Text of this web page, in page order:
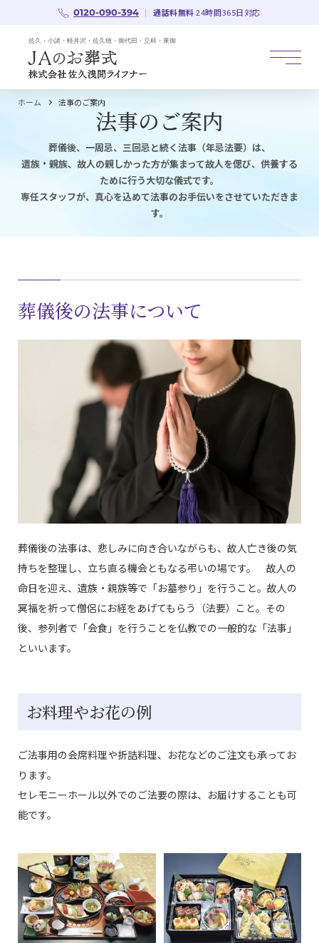
通話料無料24時間365日対応
0120-090-394
ホーム 法事のご案内
法事のご案内
葬儀後、一周忌、三回忌と続く法事（年忌法要）は、
遺族・親族、故人の親しかった方が集まって故人を偲び、供養する
ために行う大切な儀式です。
専任スタッフが、真心を込めて法事のお手伝いをさせていただきま
す。
葬儀後の法事について
葬儀後の法事は、悲しみに向き合いながらも、故人亡き後の気
持ちを整理し、立ち直る機会ともなる弔いの場です。 故人の
命日を迎え、遺族・親族等で「お墓参り」を行うこと。故人の
冥福を祈って僧侶にお経をあげてもらう（法要）こと。その
後、参列者で「会食」を行うことを仏教での一般的な「法事」
といいます。
お料理やお花の例
ご法事用の会席料理や折詰料理、お花などのご注文も承ってお
ります。
セレモニーホール以外でのご法要の際は、お届けすることも可
能です。